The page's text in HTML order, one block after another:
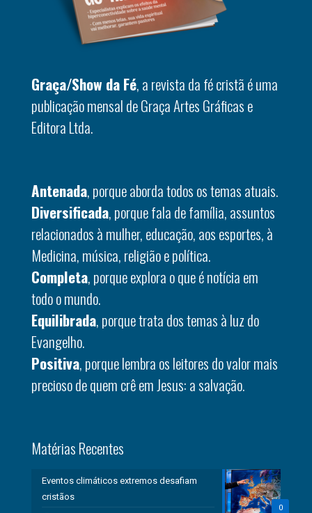
Graça/Show da Fé, a revista da fé cristã é uma
publicação mensal de Graça Artes Gráficas e
Editora Ltda.
Antenada, porque aborda todos os temas atuais.
Diversificada, porque fala de família, assuntos
relacionados à mulher, educação, aos esportes, à
Medicina, música, religião e política.
Completa, porque explora o que é notícia em
todo o mundo.
Equilibrada, porque trata dos temas à luz do
Evangelho.
Positiva, porque lembra os leitores do valor mais
precioso de quem crê em Jesus: a salvação.
Matérias Recentes
0
Eventos climáticos extremos desafiam
cristãos